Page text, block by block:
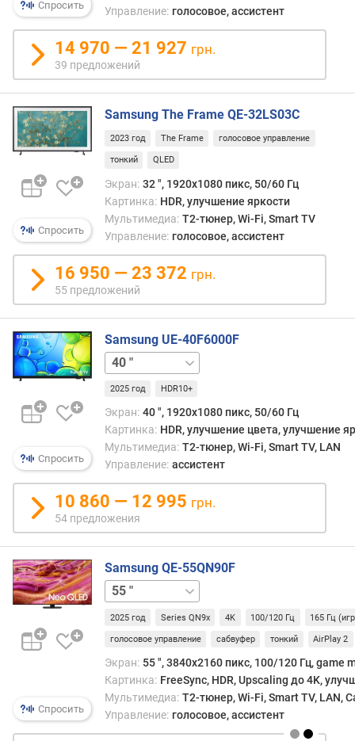
л
и
(
"
)
м
а
т
и
ц
т
п
д
с
в
е
к
п
р
т
и
е
э
к
р
а
р
а
Спросить Управление: голосовое, ассистент
14 970 — 21 927 грн.
39 предложений
Спросить
Samsung The Frame QE-32LS03C
2023 год The Frame голосовое управление
тонкий QLED
Экран: 32 ", 1920x1080 пикс, 50/60 Гц
Картинка: HDR, улучшение яркости
Мультимедиа: T2-тюнер, Wi-Fi, Smart TV
Управление: голосовое, ассистент
16 950 — 23 372 грн.
55 предложений
Спросить
Samsung UE-40F6000F
24 "27 "
2025 год HDR10+
Экран: 40 ", 1920x1080 пикс, 50/60 Гц
Картинка: HDR, улучшение цвета, улучшение
Мультимедиа: T2-тюнер, Wi-Fi, Smart TV, LAN
Управление: ассистент
10 860 — 12 995 грн.
54 предложения
Спросить
Samsung QE-55QN90F
43 "50 " 85 "
2025 год Series QN9x 4K 100/120 Гц 165 Гц
голосовое управление сабвуфер тонкий AirPlay 2
Экран: 55 ", 3840x2160 пикс, 100/120 Гц, game
Картинка: FreeSync, HDR, Upscaling до 4K,
Мультимедиа: T2-тюнер, Wi-Fi, Smart TV, LAN,
Управление: голосовое, ассистент